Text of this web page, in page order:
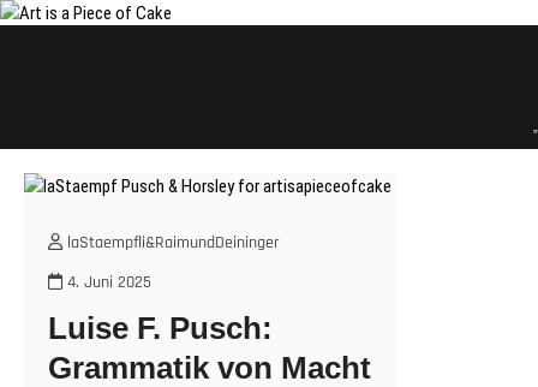
Skip
laStaempfli&RaimundDeininger
4. Juni 2025
Luise F. Pusch:
Grammatik von Macht